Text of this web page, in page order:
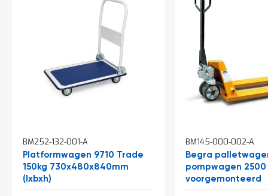
BM252-132-001-A
Platformwagen 9710 Trade
150kg 730x480x840mm
(lxbxh)
winkelwagen
BM145-000-002-A
Begra
pompwagen 2500
voorgemonteerd
winkelwagen